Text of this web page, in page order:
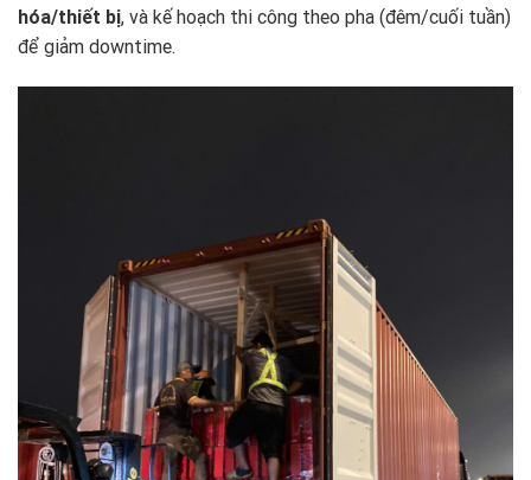
hóa/thiết bị, và kế hoạch thi công theo pha (đêm/cuối tuần)
để giảm downtime.